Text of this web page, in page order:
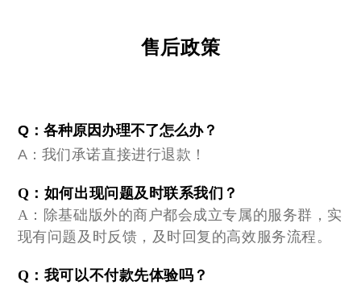
售后政策
Q：各种原因办理不了怎么办？
A： 我们承诺直接进行退款！
Q：如何出现问题及时联系我们？
A：除基础版外的商户都会成立专属的服务群，实
现有问题及时反馈，及时回复的高效服务流程。
Q：我可以不付款先体验吗？